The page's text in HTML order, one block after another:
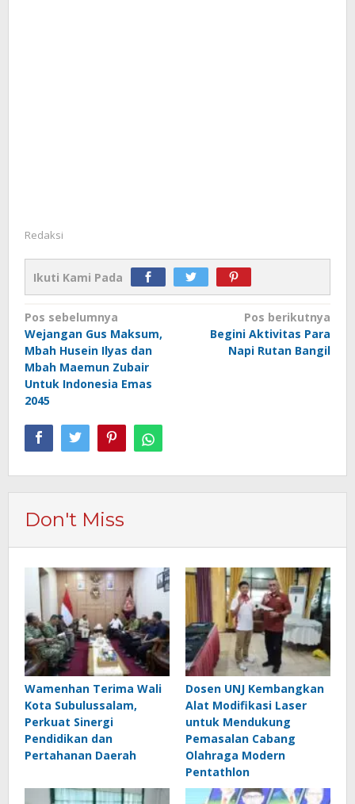
Redaksi
Ikuti Kami Pada
Navigasi
pos
Pos sebelumnya
Wejangan Gus Maksum,
Mbah Husein Ilyas dan
Mbah Maemun Zubair
Untuk Indonesia Emas
2045
Pos berikutnya
Begini Aktivitas Para
Napi Rutan Bangil
Don't Miss
Wamenhan Terima Wali
Kota Subulussalam,
Perkuat Sinergi
Pendidikan dan
Pertahanan Daerah
Dosen UNJ Kembangkan
Alat Modifikasi Laser
untuk Mendukung
Pemasalan Cabang
Olahraga Modern
Pentathlon